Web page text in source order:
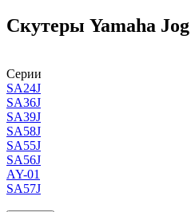
Cкутеры Yamaha Jog
Серии
SA24J
SA36J
SA39J
SA58J
SA55J
SA56J
AY-01
SA57J